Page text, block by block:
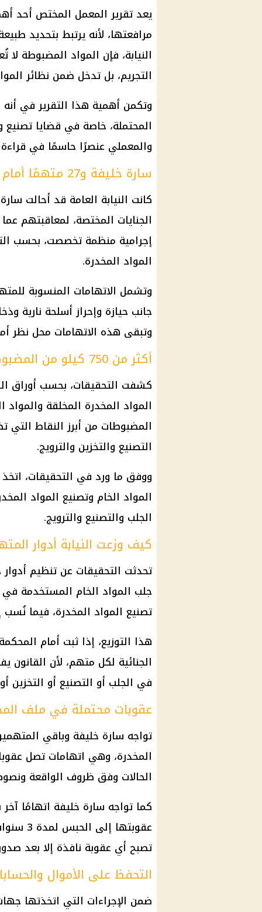
يعد تقرير المعمل المختص أحد
مرافعتها، لأنه يرتبط بتحديد
النيابة، فإن المواد المضبوطة
التجريم، بل تدخل ضمن نظائر
وتكمن أهمية هذا التقرير في
المحتملة، خاصة في قضايا تصنيع
والمعملي عنصرًا حاسمًا في
سارة خليفة و27 متهمًا أمام الجنايات
كانت النيابة العامة
الجنايات المختصة، لمعاقبتهم
إجرامية منظمة تخصصت، بحسب
المواد المخدرة.
وتشمل الاتهامات المنسوبة
جانب حيازة وإحراز أسلحة نارية
وتبقى هذه الاتهامات محل نظر
أكثر من 750 كيلو من المضبوطات
المواد المخدرة المخلقة
المضبوطات من أبرز النقاط التي
التصنيع والتخزين والترويج.
ووفق ما ورد في التحقيقات،
المواد الخام وتصنيع المواد
الجلب والتصنيع والترويج.
كيف وزعت النيابة أدوار
تحدثت التحقيقات عن تنظيم
جلب المواد الخام المستخدمة في
تصنيع المواد المخدرة، فيما
هذا التوزيع، إذا ثبت أمام
الجنائية لكل متهم، لأن
في الجلب أو التصنيع أو التخزين أو
عقوبات محتملة في ملف
تواجه سارة خليفة وباقي
المخدرة، وهي اتهامات تصل
الحالات وفق ظروف الواقعة
كما تواجه سارة خليفة اتهامًا
تصبح أي عقوبة نافذة إلا بعد
التحفظ على الأموال
ضمن الإجراءات التي اتخذتها